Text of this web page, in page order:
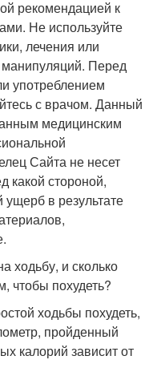
рекомендацией к
Не используйте
лечения или
Перед
употреблением
с врачом. Данный
медицинским
Сайта не несет
какой стороной,
в результате
ходьбу, и сколько
чтобы похудеть?
ходьбы похудеть,
пройденный
калорий зависит от